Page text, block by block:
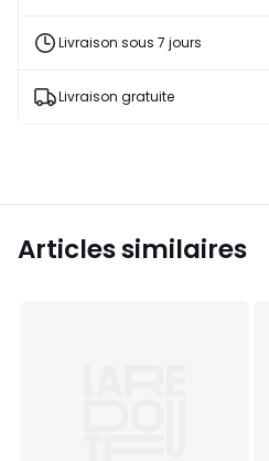
Livraison sous 7 jours
Livraison gratuite
Articles similaires